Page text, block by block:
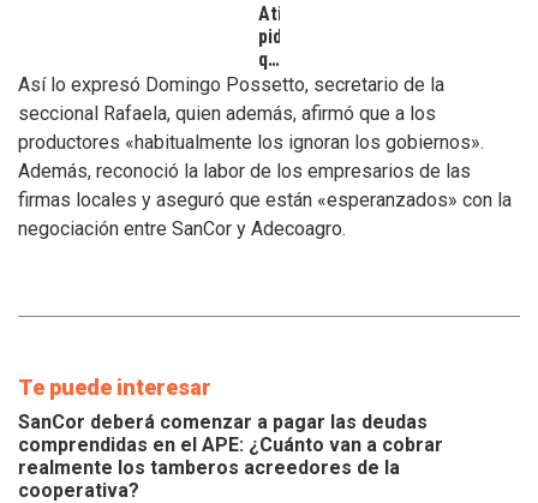
Atilra
pide
que
se
atiendan
los
inconvenientes
de
los
tamberos
Así lo expresó Domingo Possetto, secretario de la
seccional Rafaela, quien además, afirmó que a los
productores «habitualmente los ignoran los gobiernos».
Además, reconoció la labor de los empresarios de las
firmas locales y aseguró que están «esperanzados» con la
negociación entre SanCor y Adecoagro.
Te puede interesar
SanCor deberá comenzar a pagar las deudas
comprendidas en el APE: ¿Cuánto van a cobrar
realmente los tamberos acreedores de la
cooperativa?